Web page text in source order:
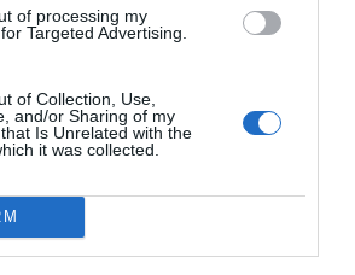
of processing my
Targeted Advertising.
of Collection, Use,
and/or Sharing of my
Is Unrelated with the
it was collected.
δυνατόν να ευθύνονται
αυτά που περιγράφω
Δήμο σου. Εσυ είσαι
να δώσεις λύση. Στο
να το εμπεδώσεις καλύτερα.
Κω είσαι εσύ, αφεντικό
πρέπει να δώσεις λύση. Στο